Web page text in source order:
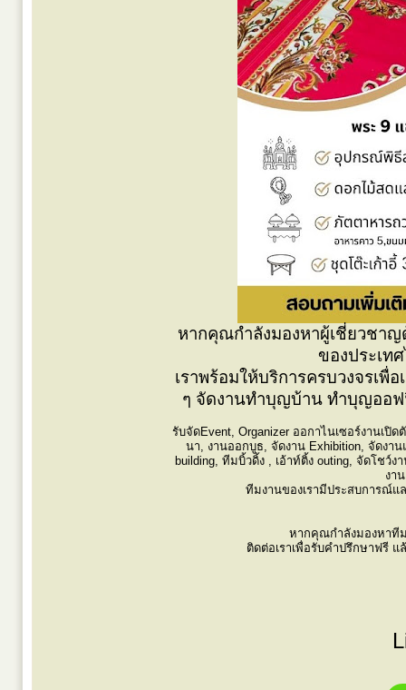
หากคุณกำลังมองหาผู้เชี่ยวชา
ของประเท
เราพร้อมให้บริการครบวงจรเพื่
ๆ จัดงานทำบุญบ้าน ทำบุญออ
รับจัดEvent, Organizer ออกาไนเซอร์งานเ
นา, งานออกบูธ, จัดงาน Exhibition, จัดงาน
building, ทีมบิ้วดิ้ง , เอ้าท์ติ้ง outing, จัดโชว์
งา
ทีมงานของเรามีประสบการณ์
หากคุณกำลังมองหาที
ติดต่อเราเพื่อรับคำปรึกษาฟรี